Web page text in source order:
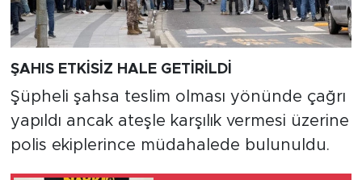
ŞAHIS ETKİSİZ HALE GETİRİLDİ
Şüpheli şahsa teslim olması yönünde çağrı
yapıldı ancak ateşle karşılık vermesi üzerine
polis ekiplerince müdahalede bulunuldu.